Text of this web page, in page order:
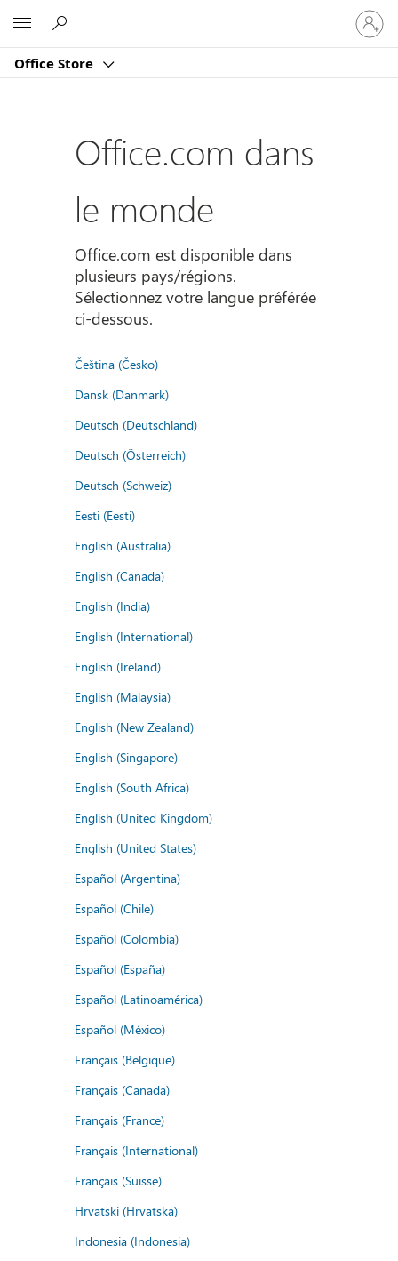
Office Store
vous
à
compte
Office.com dans
le monde
Office.com est disponible dans
plusieurs pays/régions.
Sélectionnez votre langue préférée
ci-dessous.
Čeština (Česko)
Dansk (Danmark)
Deutsch (Deutschland)
Deutsch (Österreich)
Deutsch (Schweiz)
Eesti (Eesti)
English (Australia)
English (Canada)
English (India)
English (International)
English (Ireland)
English (Malaysia)
English (New Zealand)
English (Singapore)
English (South Africa)
English (United Kingdom)
English (United States)
Español (Argentina)
Español (Chile)
Español (Colombia)
Español (España)
Español (Latinoamérica)
Español (México)
Français (Belgique)
Français (Canada)
Français (France)
Français (International)
Français (Suisse)
Hrvatski (Hrvatska)
Indonesia (Indonesia)